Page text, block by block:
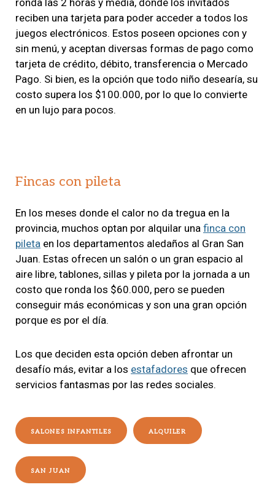
reciben una tarjeta para poder acceder a todos los
juegos electrónicos. Estos poseen opciones con y
sin menú, y aceptan diversas formas de pago como
tarjeta de crédito, débito, transferencia o Mercado
Pago. Si bien, es la opción que todo niño desearía, su
costo supera los $100.000, por lo que lo convierte
en un lujo para pocos.
Fincas con pileta
En los meses donde el calor no da tregua en la
provincia, muchos optan por alquilar una finca con
pileta en los departamentos aledaños al Gran San
Juan. Estas ofrecen un salón o un gran espacio al
aire libre, tablones, sillas y pileta por la jornada a un
costo que ronda los $60.000, pero se pueden
conseguir más económicas y son una gran opción
porque es por el día.
Los que deciden esta opción deben afrontar un
desafío más, evitar a los estafadores que ofrecen
servicios fantasmas por las redes sociales.
SALONES INFANTILES ALQUILER
SAN JUAN